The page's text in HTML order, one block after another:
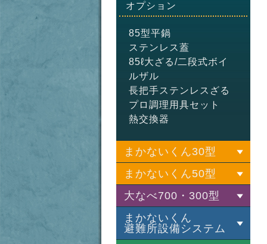
オプション
85型平鍋
ステンレス蓋
85ℓ大ざる/二段式ボイ
ルザル
長把手ステンレスざる
プロ調理用具セット
熱交換器
まかないくん30型
基本セット
LPGバーナーセット
灯油バーナーセット
まかないくん50型
基本セット
LPGバーナーセット
灯油バーナーセット
大なべ700・300型
基本セット
LPGバーナーセット
まかないくん
避難所設備システム